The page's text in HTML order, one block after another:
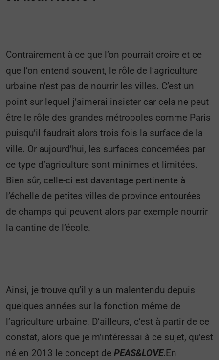
Contrairement à ce que l’on pourrait croire et ce
que l’on entend souvent, le rôle de l’agriculture
urbaine n’est pas de nourrir les villes. C’est un
point sur lequel j’aimerai insister car cela ne peut
être le rôle des grandes métropoles comme Paris
puisqu’il faudrait alors trois fois la surface de la
ville. Or aujourd’hui, les surfaces concernées par
ce type d’agriculture sont minimes et limitées.
Bien sûr, celle-ci est davantage pertinente à
l’échelle de petites villes de province entourées
de champs qui peuvent alors par exemple nourrir
la cantine de l’école.
Ainsi, je trouve qu’il y a un malentendu depuis
quelques années sur la fonction même de
l’agriculture urbaine. D’ailleurs, c’est à partir de ce
constat, alors que je m’intéressai à ce sujet, qu’est
né en 2013 le concept de PEAS&LOVE.En